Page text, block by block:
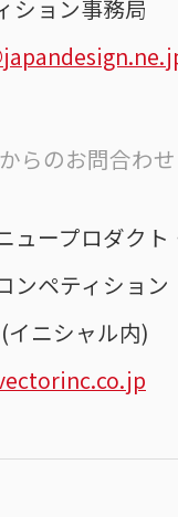
ション事務局
らのお問合わ
ュープロダクト
ンペティション
イニシャル内)